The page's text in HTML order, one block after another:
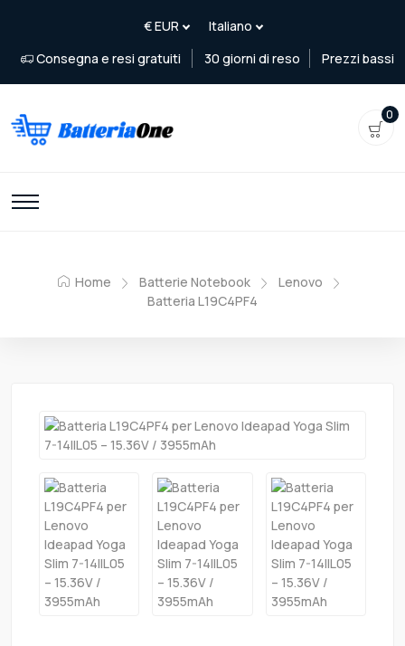
Consegna e resi gratuiti 30 giorni di reso Prezzi bassi
0
Home Batterie Notebook
Lenovo
Batteria L19C4PF4